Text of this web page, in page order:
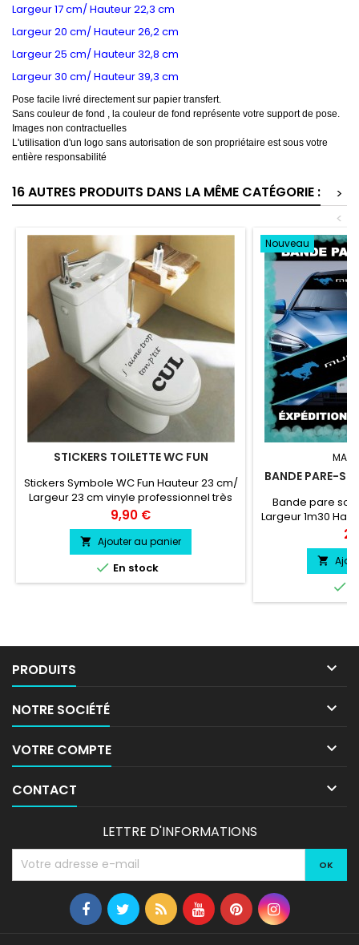
Largeur 17 cm/ Hauteur 22,3 cm
Largeur 20 cm/ Hauteur 26,2 cm
Largeur 25 cm/ Hauteur 32,8 cm
Largeur 30 cm/ Hauteur 39,3 cm
Pose facile livré directement sur papier transfert.
Sans couleur de fond , la couleur de fond représente votre support de pose.
Images non contractuelles
L'utilisation d'un logo sans autorisation de son propriétaire est sous votre
entière responsabilité
16 AUTRES PRODUITS DANS LA MÊME CATÉGORIE :
>
<
STICKERS TOILETTE WC FUN
Stickers Symbole WC Fun Hauteur 23 cm/
Largeur 23 cm vinyle professionnel très
résistant résiste a l'eau, essence,
chaleur, froid.
Prix
9,90 €
 Ajouter au panier
 En stock
Nouveau
BANDE PARE-
Bande pare
Largeur 1m30
soleil couleur
MUSTANG


PRODUITS 
NOTRE SOCIÉTÉ 
VOTRE COMPTE 
CONTACT 
LETTRE D'INFORMATIONS